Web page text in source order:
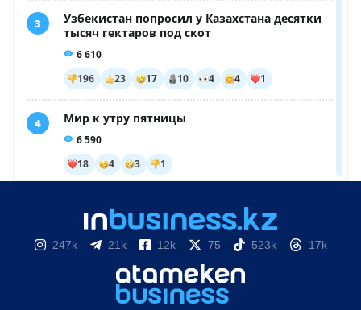
247k 21k 12k 75 523k 17k